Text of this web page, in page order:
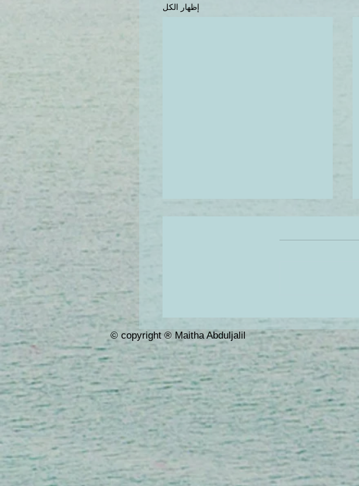
إظهار الكل
تستخدم من الرأس للقدمين
© copyright ® Maitha Abduljalil